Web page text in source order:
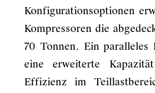
Konfigurationsoptionen
Kompressoren die
70 Tonnen. Ein paralleles
eine erweiterte
Effizienz im